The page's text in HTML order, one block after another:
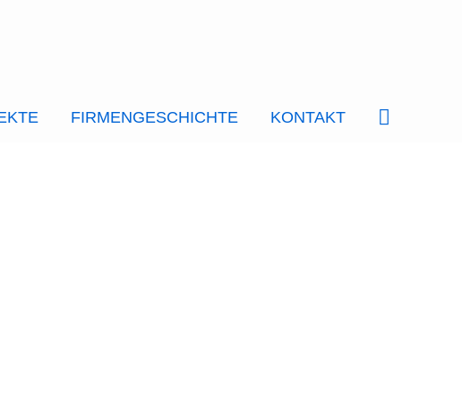
FIRMENGESCHICHTE KONTAKT